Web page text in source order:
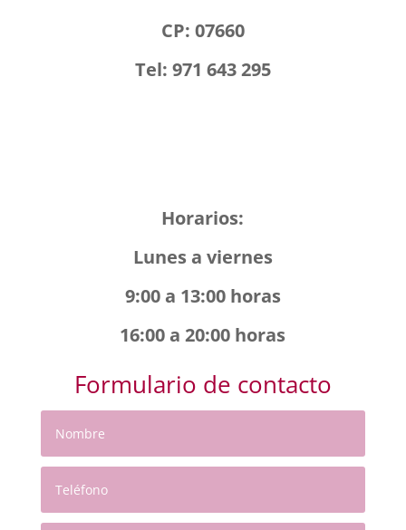
CP: 07660
Tel: 971 643 295
Horarios:
Lunes a viernes
9:00 a 13:00 horas
16:00 a 20:00 horas
Formulario de contacto